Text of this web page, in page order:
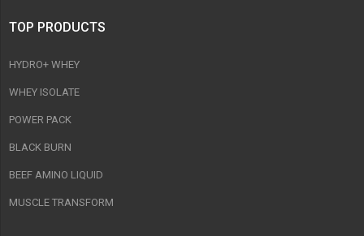
TOP PRODUCTS
HYDRO+ WHEY
WHEY ISOLATE
POWER PACK
BLACK BURN
BEEF AMINO LIQUID
MUSCLE TRANSFORM